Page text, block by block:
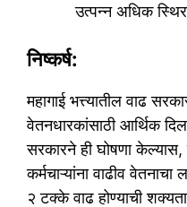
उत्पन्न अधिक
निष्कर्ष:
महागाई भत्त्यातील वाढ
वेतनधारकांसाठी आर्थिक
सरकारने ही घोषणा
कर्मचाऱ्यांना वाढीव
२ टक्के वाढ होण्याची